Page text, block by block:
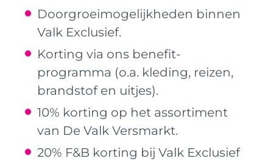
Doorgroeimogelijkheden binnen
Valk Exclusief.
Korting via ons benefit-
programma (o.a. kleding, reizen,
brandstof en uitjes).
10% korting op het assortiment
van De Valk Versmarkt.
20% F&B korting bij Valk Exclusief